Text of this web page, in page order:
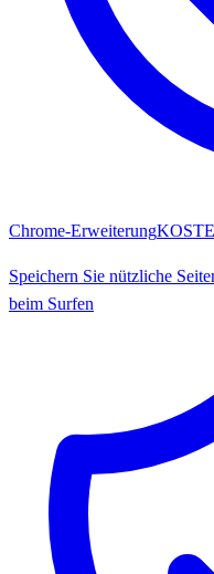
Chrome-Erweiterung
Speichern Sie nützliche
beim Surfen